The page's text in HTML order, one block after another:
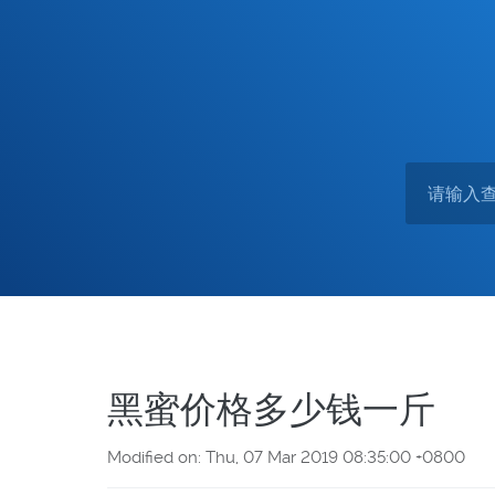
黑蜜价格多少钱一斤
Modified on: Thu, 07 Mar 2019 08:35:00 +0800